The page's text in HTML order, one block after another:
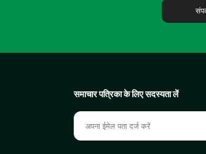
समाचार पत्रिका के लिए सदस्यता लें